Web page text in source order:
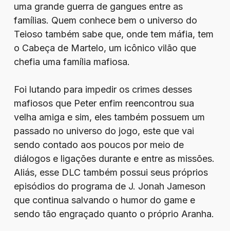
uma grande guerra de gangues entre as
famílias. Quem conhece bem o universo do
Teioso também sabe que, onde tem máfia, tem
o Cabeça de Martelo, um icônico vilão que
chefia uma família mafiosa.
Foi lutando para impedir os crimes desses
mafiosos que Peter enfim reencontrou sua
velha amiga e sim, eles também possuem um
passado no universo do jogo, este que vai
sendo contado aos poucos por meio de
diálogos e ligações durante e entre as missões.
Aliás, esse DLC também possui seus próprios
episódios do programa de J. Jonah Jameson
que continua salvando o humor do game e
sendo tão engraçado quanto o próprio Aranha.